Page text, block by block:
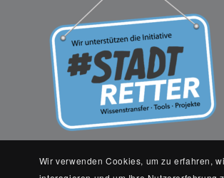
Wir verwenden Cookies, um zu erfahren,